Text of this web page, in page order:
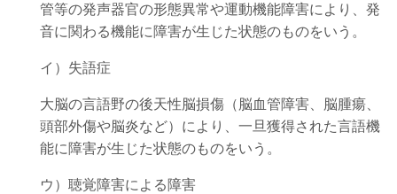
管等の発声器官の形態異常や運動機能障害により、発
音に関わる機能に障害が生じた状態のものをいう。
イ）失語症
大脳の言語野の後天性脳損傷（脳血管障害、脳腫瘍、
頭部外傷や脳炎など）により、一旦獲得された言語機
能に障害が生じた状態のものをいう。
ウ）聴覚障害による障害